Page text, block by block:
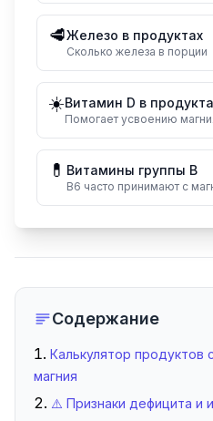
🥩Железо в продуктах
Сколько железа в порции
☀️Витамин D в
Помогает усвоению
💊 Витамины группы B
B6 часто принимают с
Содержание
Калькулятор
магния
⚠️ Признаки дефицита и